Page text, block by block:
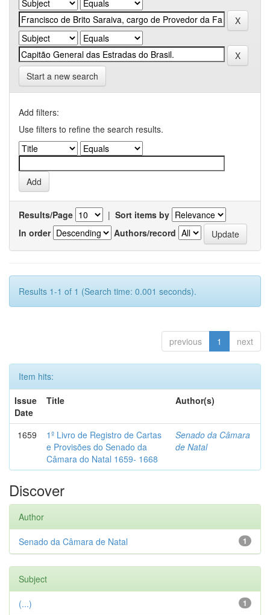
Start a new search
Add filters:
Use filters to refine the search results.
Results/Page | Sort items by
In order
Authors/record
Results 1-1 of 1 (Search time: 0.001 seconds).
previous 1 next
Item hits:
Issue
Date
Title Author(s)
1659
1º Livro de Registro de Cartas
e Provisões do Senado da
Câmara do Natal 1659- 1668
Senado da Câmara
de Natal
Discover
Author
1
Senado da Câmara de Natal
Subject
1
(...)